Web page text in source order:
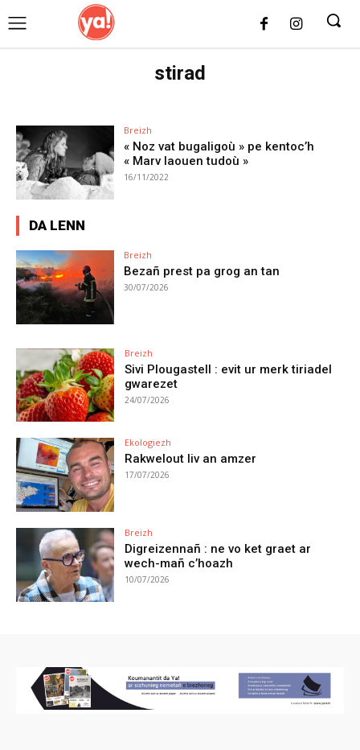
stirad
Breizh
« Noz vat bugaligoù » pe kentoc’h
« Marv laouen tudoù »
16/11/2022
DA LENN
Breizh
Bezañ prest pa grog an tan
30/07/2026
Breizh
Sivi Plougastell : evit ur merk tiriadel
gwarezet
24/07/2026
Ekologiezh
Rakwelout liv an amzer
17/07/2026
Breizh
Digreizennañ : ne vo ket graet ar
wech-mañ c’hoazh
10/07/2026